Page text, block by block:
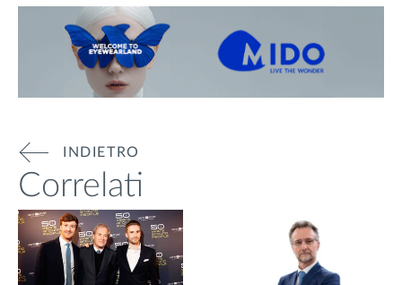
INDIETRO
Correlati